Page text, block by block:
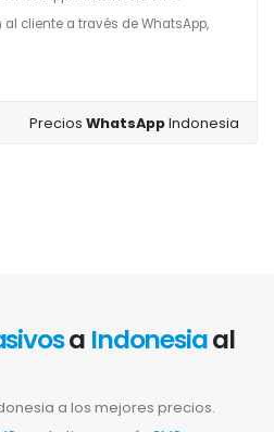
cliente a través de WhatsApp,
PreciosWhatsAppIndonesia
a Indonesiaal
a los mejores precios.